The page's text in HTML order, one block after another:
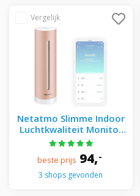
Netatmo Slimme Indoor
Luchtkwaliteit Monitor
Co2
beste prijs 94,-
3 shops gevonden